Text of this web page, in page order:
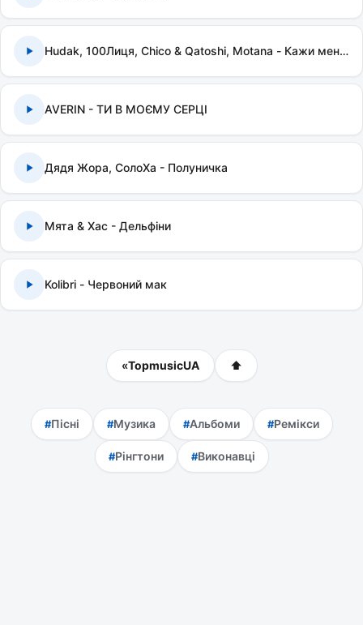
Hudak, 100Лиця, Chico & Qatoshi, Motana - Кажи мені правду
AVERIN - ТИ В МОЄМУ СЕРЦІ
Дядя Жора, СолоХа - Полуничка
Мята & Хас - Дельфіни
Kolibri - Червоний мак
«TopmusicUA ⬆
Пісні Музика Альбоми Ремікси
Рінгтони Виконавці